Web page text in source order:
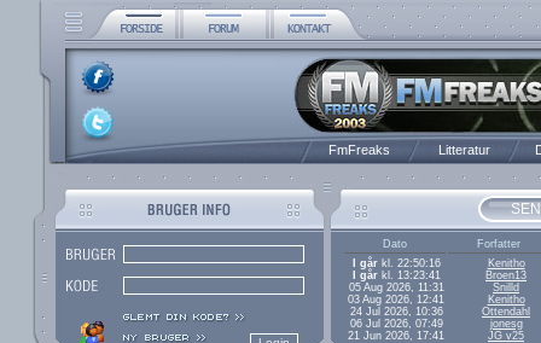
FmFreaks Litteratur
Dato
Forfatter
I gårkl. 22:50:16
Kenitho
I gårkl. 13:23:41
Broen13
05 Aug 2026, 11:31
Snilld
03 Aug 2026, 12:41
Kenitho
24 Jul 2026, 10:36
Ottendahl
06 Jul 2026, 07:49
jonesg
21 Jun 2026, 17:41
JG v25